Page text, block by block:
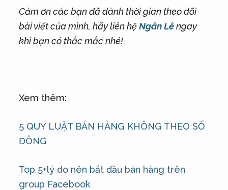
Cảm ơn các bạn đã dành thời gian theo dõi
bài viết của mình, hãy liên hệNgân Lêngay
khi bạn có thắc mắc nhé!
Xem thêm:
5 QUY LUẬT BÁN HÀNG KHÔNG THEO SỐ
ĐÔNG
Top 5+lý do nên bắt đầu bán hàng trên
group Facebook